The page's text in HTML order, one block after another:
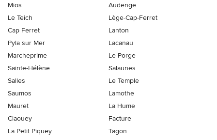
Mios
Audenge
Le Teich
Lège-Cap-Ferret
Cap Ferret
Lanton
Pyla sur Mer
Lacanau
Marcheprime
Le Porge
Sainte-Hélène
Salaunes
Salles
Le Temple
Saumos
Lamothe
Mauret
La Hume
Claouey
Facture
La Petit Piquey
Tagon